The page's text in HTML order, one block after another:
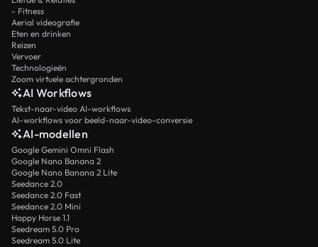
- Fitness
Aerial videografie
Eten en drinken
Reizen
Vervoer
Technologieën
Zoom virtuele achtergronden
AI Workflows
Tekst-naar-video AI-workflows
AI-workflows voor beeld-naar-video-conversie
AI-modellen
Google Gemini Omni Flash
Google Nano Banana 2
Google Nano Banana 2 Lite
Seedance 2.0
Seedance 2.0 Fast
Seedance 2.0 Mini
Happy Horse 1.1
Seedream 5.0 Pro
Seedream 5.0 Lite